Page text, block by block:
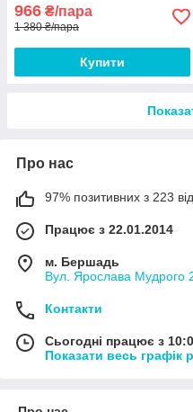
966 ₴/пара
1 380 ₴/пара
Купити
Про нас
97% позитивних з 223
Працює з 22.01.2014
м. Бершадь
Вул. Ярослава Мудрого
Контакти
Сьогодні працює з
Показати весь графік